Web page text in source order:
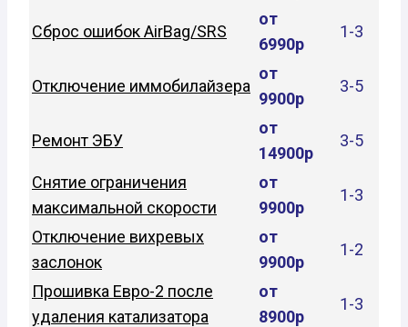
Сброс ошибок AirBag/SRS
от
6990р
1-3
Отключение иммобилайзера
от
9900р
3-5
Ремонт ЭБУ
от
14900р
3-5
Снятие ограничения
максимальной скорости
от
9900р
1-3
Отключение вихревых
заслонок
от
9900р
1-2
Прошивка Евро-2 после
удаления катализатора
от
8900р
1-3